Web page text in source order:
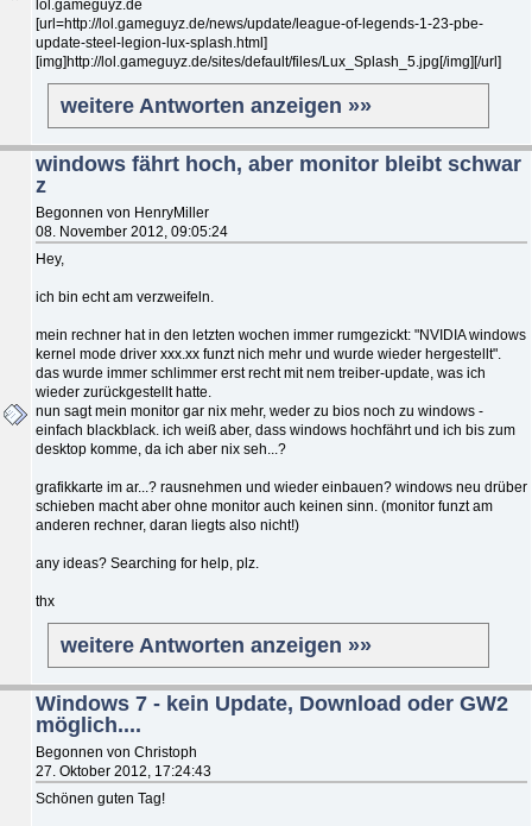
lol.gameguyz.de
[url=http://lol.gameguyz.de/news/update/league-of-legends-1-23-pbe-
update-steel-legion-lux-splash.html]
[img]http://lol.gameguyz.de/sites/default/files/Lux_Splash_5.jpg[/img][/url]
weitere Antworten anzeigen »»
windows fährt hoch, aber monitor bleibt schwar
z
Begonnen von HenryMiller
08. November 2012, 09:05:24
Hey,
ich bin echt am verzweifeln.
mein rechner hat in den letzten wochen immer rumgezickt: "NVIDIA windows
kernel mode driver xxx.xx funzt nich mehr und wurde wieder hergestellt".
das wurde immer schlimmer erst recht mit nem treiber-update, was ich
wieder zurückgestellt hatte.
nun sagt mein monitor gar nix mehr, weder zu bios noch zu windows -
einfach blackblack. ich weiß aber, dass windows hochfährt und ich bis zum
desktop komme, da ich aber nix seh...?
grafikkarte im ar...? rausnehmen und wieder einbauen? windows neu drüber
schieben macht aber ohne monitor auch keinen sinn. (monitor funzt am
anderen rechner, daran liegts also nicht!)
any ideas? Searching for help, plz.
thx
weitere Antworten anzeigen »»
Windows 7 - kein Update, Download oder GW2
möglich....
Begonnen von Christoph
27. Oktober 2012, 17:24:43
Schönen guten Tag!